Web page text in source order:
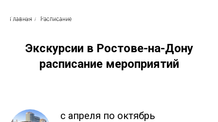
Экскурсионное бюро
Главная / Расписание
Экскурсии в Ростове-на-Дону
расписание мероприятий
с апреля по октябрь